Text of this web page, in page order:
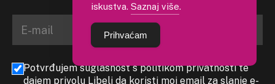
Potvrđujem suglasnost s politikom privatnosti te
dajem privolu Libeli da koristi moj email za slanje e-
iskustva. Saznaj više.
Prihvaćam